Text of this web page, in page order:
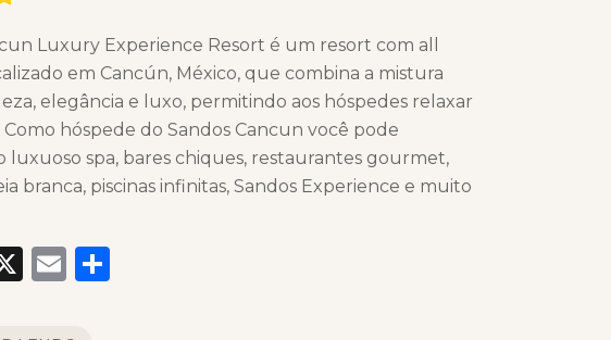
Luxury Experience Resort é um resort com all
em Cancún, México, que combina a mistura
elegância e luxo, permitindo aos hóspedes relaxar
hóspede do Sandos Cancun você pode
luxuoso spa, bares chiques, restaurantes gourmet,
branca, piscinas infinitas, Sandos Experience e muito
X Email